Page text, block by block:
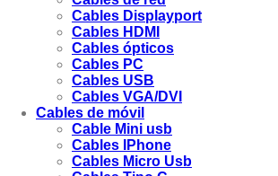
Cables Displayport
Cables HDMI
Cables ópticos
Cables PC
Cables USB
Cables VGA/DVI
Cables de móvil
Cable Mini usb
Cables IPhone
Cables Micro Usb